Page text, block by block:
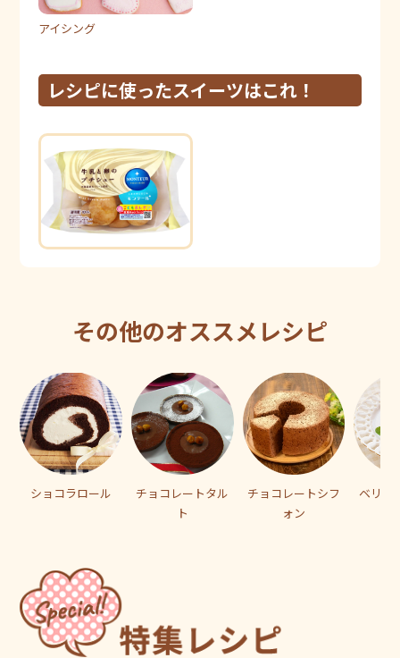
アイシング
レシピに使ったスイーツはこれ！
その他のオススメレシピ
ショコラロール
チョコレートタル
ト
チョコレートシフ
ォン
ベリー